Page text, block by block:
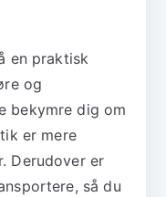
en praktisk
og
bekymre dig om
er mere
Derudover er
så du